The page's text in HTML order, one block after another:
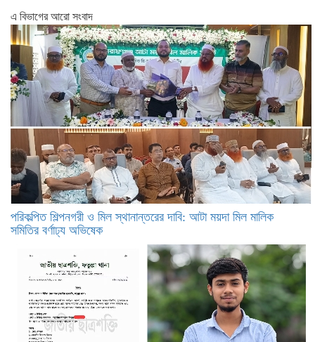
এ বিভাগের আরো সংবাদ
পরিকল্পিত শিল্পনগরী ও মিল স্থানান্তরের দাবি: আটা ময়দা মিল মালিক
সমিতির বর্ণাঢ্য অভিষেক